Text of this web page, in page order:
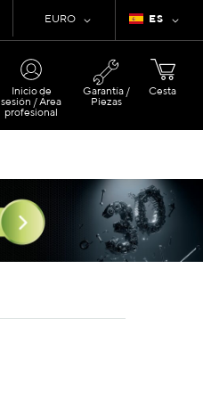
Lenguaje
ES
Moneda
EURO
Cesta
Inicio de
sesión / Área
profesional
Garantía /
Piezas